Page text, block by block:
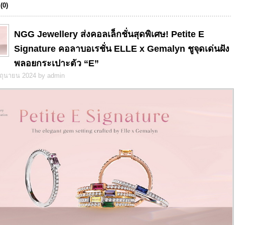
NGG Jewellery ส่งคอลเล็กชั่นสุดพิเศษ! Petite E
Signature คอลาบอเรชั่น ELLE x Gemalyn ชูจุดเด่นฝัง
พลอยกระเปาะตัว “E”
นายน 2024 by admin